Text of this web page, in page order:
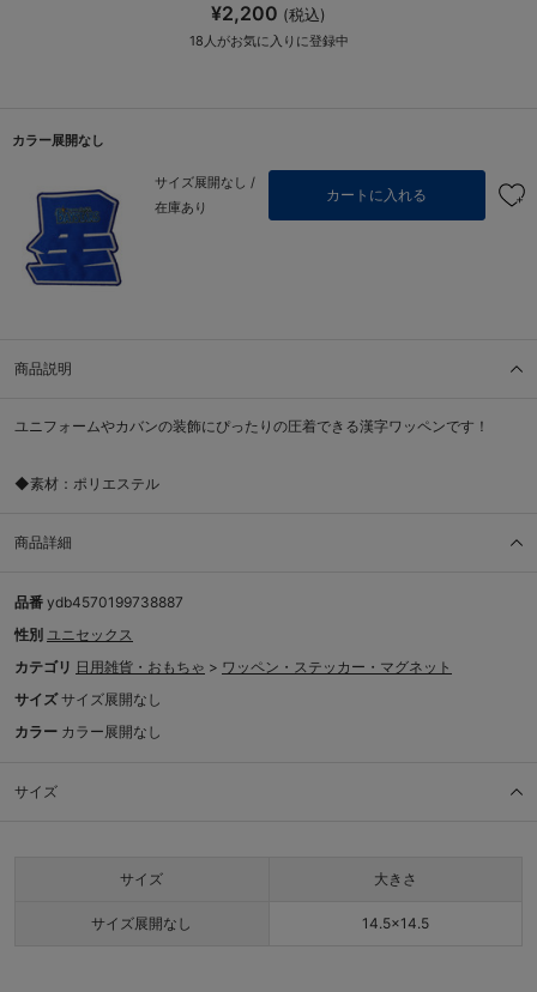
¥2,200 (税込)
18 人がお気に入りに登録中
カラー展開なし
サイズ展開なし /
在庫あり
カートに入れる
商品説明
ユニフォームやカバンの装飾にぴったりの圧着できる漢字ワッペンです！
◆素材：ポリエステル
商品詳細
品番 ydb4570199738887
性別 ユニセックス
カテゴリ 日用雑貨・おもちゃ > ワッペン・ステッカー・マグネット
サイズ サイズ展開なし
カラー カラー展開なし
サイズ
サイズ 大きさ
サイズ展開なし 14.5×14.5